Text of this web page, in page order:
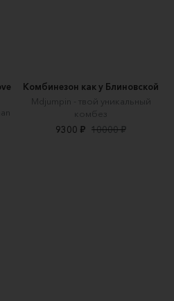
Комбинезон как у Блиновской
Mdjumpin - твой уникальный
комбез
9300 ₽ 10000 ₽